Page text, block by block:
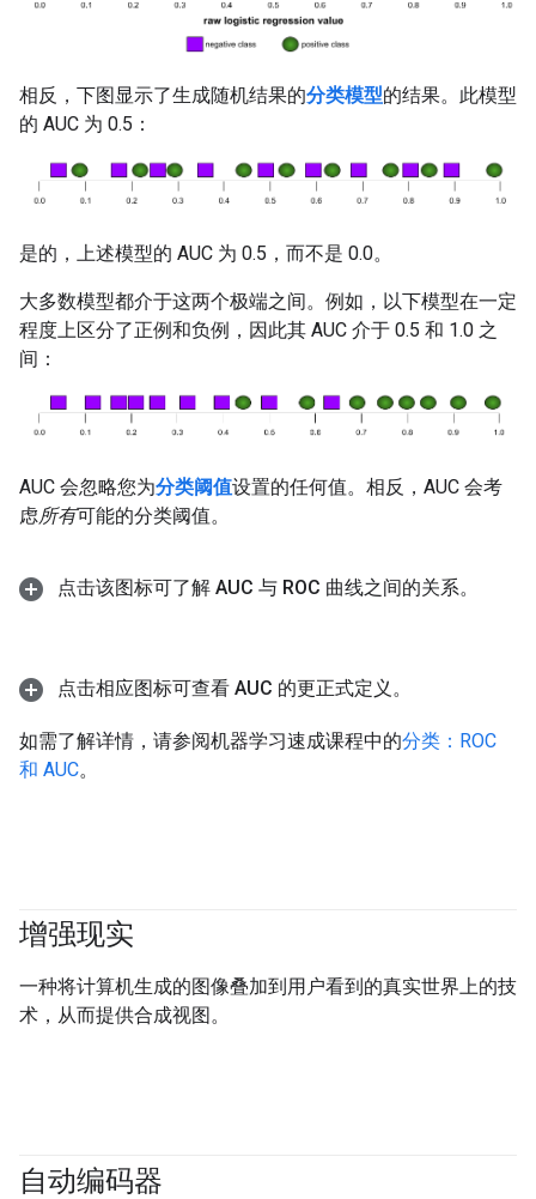
相反，下图显示了生成随机结果的分类模型的结果。此模型
的 AUC 为 0.5：
是的，上述模型的 AUC 为 0.5，而不是 0.0。
大多数模型都介于这两个极端之间。例如，以下模型在一定
程度上区分了正例和负例，因此其 AUC 介于 0.5 和 1.0 之
间：
AUC 会忽略您为分类阈值设置的任何值。相反，AUC 会考
虑所有可能的分类阈值。
点击该图标可了解 AUC 与 ROC 曲线之间的关系。
点击相应图标可查看 AUC 的更正式定义。
如需了解详情，请参阅机器学习速成课程中的分类：ROC
和 AUC。
增强现实
一种将计算机生成的图像叠加到用户看到的真实世界上的技
术，从而提供合成视图。
自动编码器